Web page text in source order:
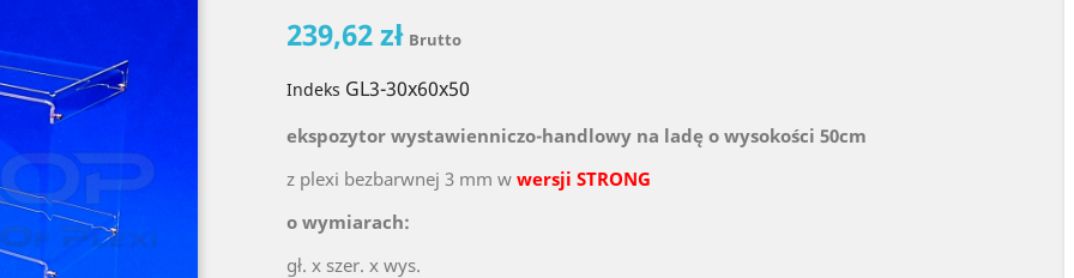
239,62 zł Brutto
Indeks GL3-30x60x50
ekspozytor wystawienniczo-handlowy na ladę o wysokości 50cm
z plexi bezbarwnej 3 mm w wersji STRONG
o wymiarach:
gł. x szer. x wys.